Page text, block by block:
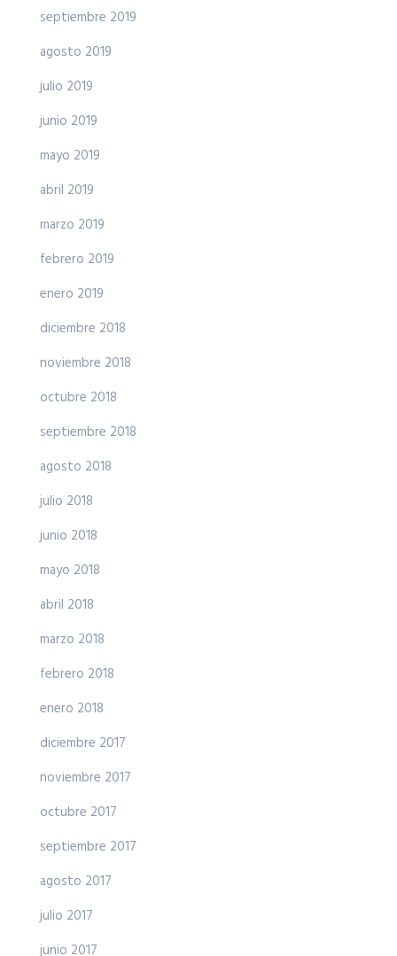
septiembre 2019
agosto 2019
julio 2019
junio 2019
mayo 2019
abril 2019
marzo 2019
febrero 2019
enero 2019
diciembre 2018
noviembre 2018
octubre 2018
septiembre 2018
agosto 2018
julio 2018
junio 2018
mayo 2018
abril 2018
marzo 2018
febrero 2018
enero 2018
diciembre 2017
noviembre 2017
octubre 2017
septiembre 2017
agosto 2017
julio 2017
junio 2017